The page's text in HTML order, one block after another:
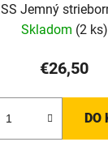
Jemný
Skladom (2 ks)
€26,50
DO